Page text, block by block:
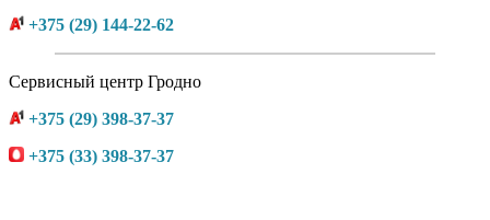
+375 (29) 144-22-62
Сервисный центр Гродно
+375 (29) 398-37-37
+375 (33) 398-37-37